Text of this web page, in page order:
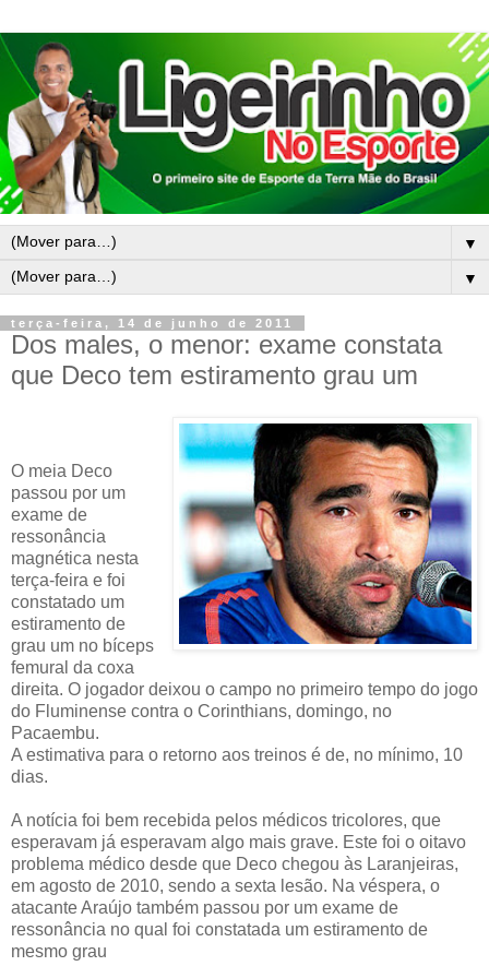
▼
▼
terça-feira, 14 de junho de 2011
Dos males, o menor: exame constata
que Deco tem estiramento grau um
O meia Deco
passou por um
exame de
ressonância
magnética nesta
terça-feira e foi
constatado um
estiramento de
grau um no bíceps
femural da coxa
direita. O jogador deixou o campo no primeiro tempo do jogo
do Fluminense contra o Corinthians, domingo, no
Pacaembu.
A estimativa para o retorno aos treinos é de, no mínimo, 10
dias.
A notícia foi bem recebida pelos médicos tricolores, que
esperavam já esperavam algo mais grave. Este foi o oitavo
problema médico desde que Deco chegou às Laranjeiras,
em agosto de 2010, sendo a sexta lesão. Na véspera, o
atacante Araújo também passou por um exame de
ressonância no qual foi constatada um estiramento de
mesmo grau